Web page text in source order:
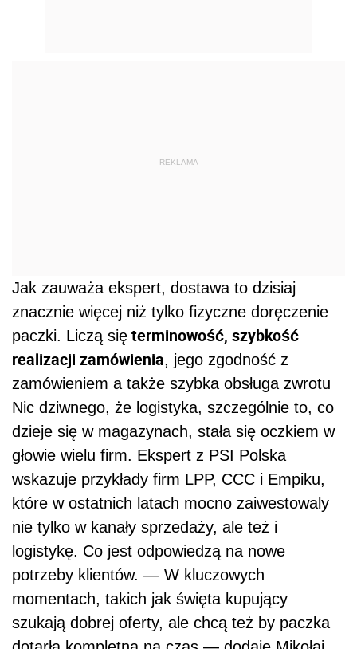
REKLAMA
Jak zauważa ekspert, dostawa to dzisiaj
znacznie więcej niż tylko fizyczne doręczenie
paczki. Liczą się terminowość, szybkość
realizacji zamówienia, jego zgodność z
zamówieniem a także szybka obsługa zwrotu
Nic dziwnego, że logistyka, szczególnie to, co
dzieje się w magazynach, stała się oczkiem w
głowie wielu firm. Ekspert z PSI Polska
wskazuje przykłady firm LPP, CCC i Empiku,
które w ostatnich latach mocno zaiwestowaly
nie tylko w kanały sprzedaży, ale też i
logistykę. Co jest odpowiedzą na nowe
potrzeby klientów. — W kluczowych
momentach, takich jak święta kupujący
szukają dobrej oferty, ale chcą też by paczka